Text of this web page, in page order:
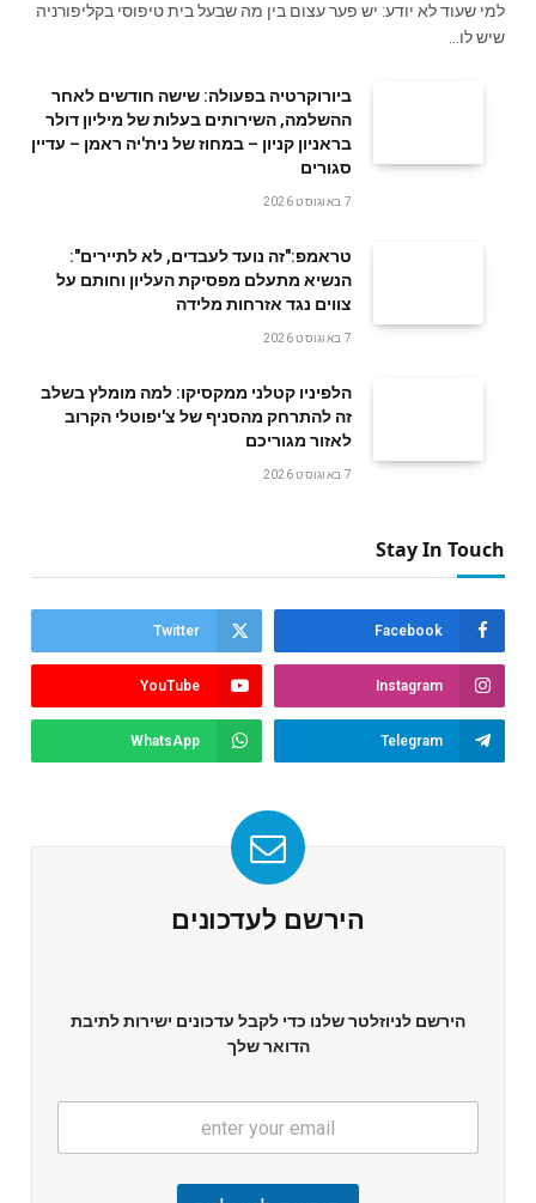
למי שעוד לא יודע: יש פער עצום בין מה שבעל בית טיפוסי בקליפורניה
שיש לו…
ביורוקרטיה בפעולה: שישה חודשים לאחר
ההשלמה, השירותים בעלות של מיליון דולר
בראניון קניון – במחוז של נית'יה ראמן – עדיין
סגורים
7 באוגוסט 2026
טראמפ:"זה נועד לעבדים, לא לתיירים":
הנשיא מתעלם מפסיקת העליון וחותם על
צווים נגד אזרחות מלידה
7 באוגוסט 2026
הלפיניו קטלני ממקסיקו: למה מומלץ בשלב
זה להתרחק מהסניף של צ'יפוטלי הקרוב
לאזור מגוריכם
7 באוגוסט 2026
Stay In Touch
Facebook
Twitter
Instagram
YouTube
Telegram
WhatsApp
הירשם לעדכונים
הירשם לניוזלטר שלנו כדי לקבל עדכונים ישירות לתיבת
הדואר שלך